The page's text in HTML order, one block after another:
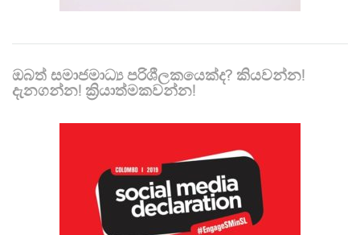
ඔබත් සමාජමාධ්‍ය පරිශීලකයෙක්ද? කියවන්න!
දැනගන්න! ක්‍රියාත්මකවන්න!